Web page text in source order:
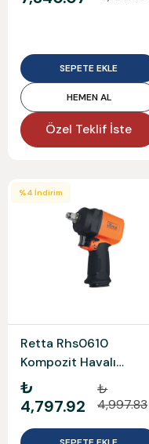
SEPETE EKLE
HEMEN AL
Özel Teklif İste
%4 İndirim
Retta Rhs0610
Kompozit Havalı
Somun Sıkma 1/2
₺
4,797.92
₺
4,997.83